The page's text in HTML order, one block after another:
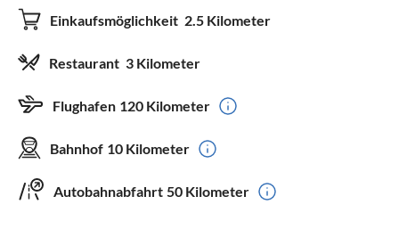
Einkaufsmöglichkeit 2.5 Kilometer
Restaurant 3 Kilometer
Flughafen 120 Kilometer
Bahnhof 10 Kilometer
Autobahnabfahrt 50 Kilometer